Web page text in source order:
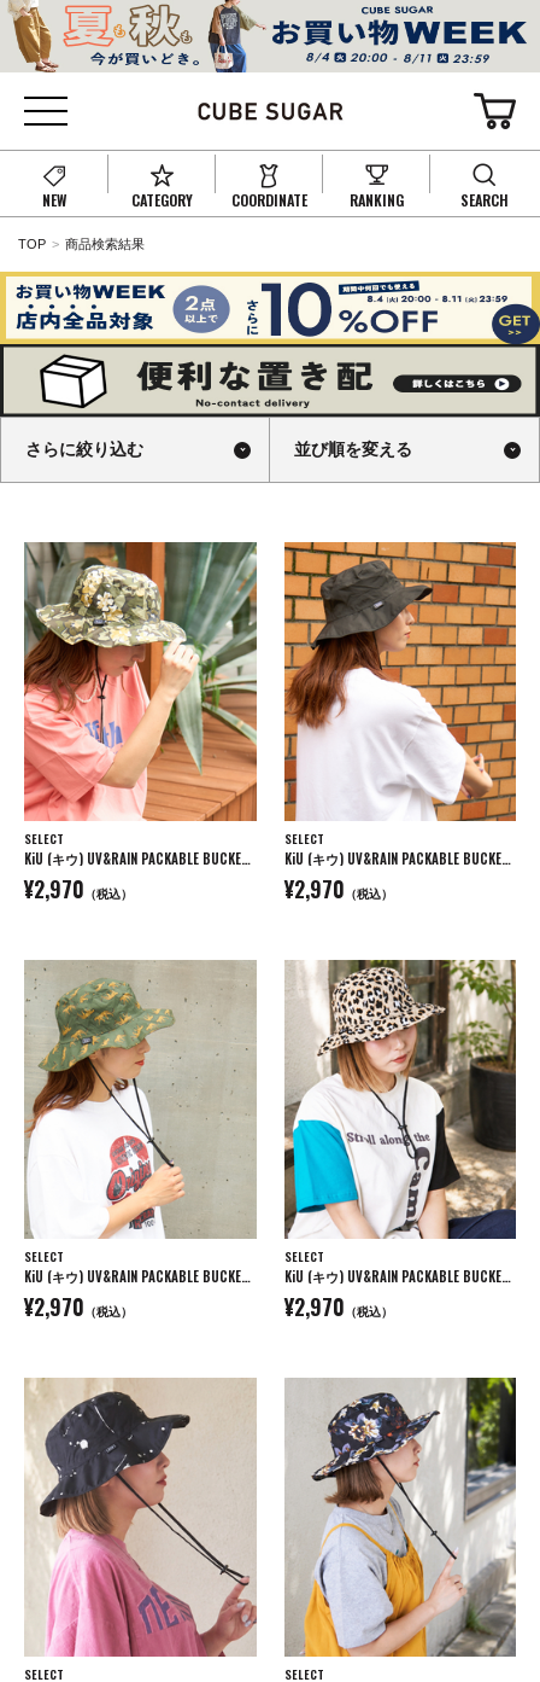
NEW CATEGORY COORDINATE RANKING SEARCH
TOP 商品検索結果
さらに絞り込む 並び順を変える
SELECT
KiU (キウ) UV&RAIN PACKABLE BUCKET HAT パッカブル バケットハット
¥2,970 （税込）
SELECT
KiU (キウ) UV&RAIN PACKABLE BUCKET HAT パッカブル バケットハット
¥2,970 （税込）
SELECT
KiU (キウ) UV&RAIN PACKABLE BUCKET HAT パッカブル バケットハット
¥2,970 （税込）
SELECT
KiU (キウ) UV&RAIN PACKABLE BUCKET HAT パッカブル バケットハット
¥2,970 （税込）
SELECT SELECT